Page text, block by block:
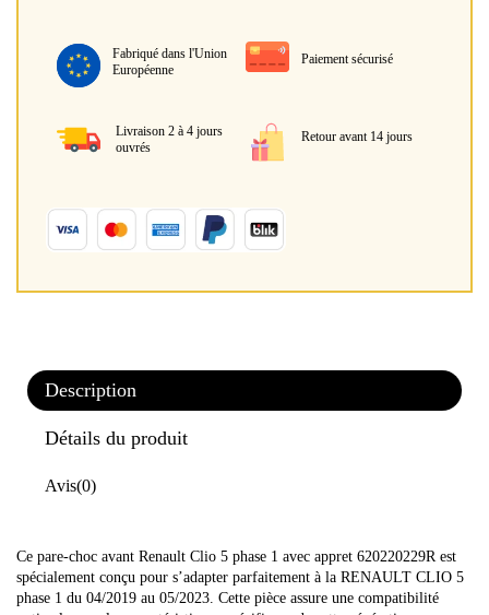
Fabriqué dans l'Union
Européenne
Paiement sécurisé
Livraison 2 à 4 jours
ouvrés
Retour avant 14 jours
Description
Détails du produit
Avis(0)
Ce pare-choc avant Renault Clio 5 phase 1 avec appret 620220229R est
spécialement conçu pour s’adapter parfaitement à la RENAULT CLIO 5
phase 1 du 04/2019 au 05/2023. Cette pièce assure une compatibilité